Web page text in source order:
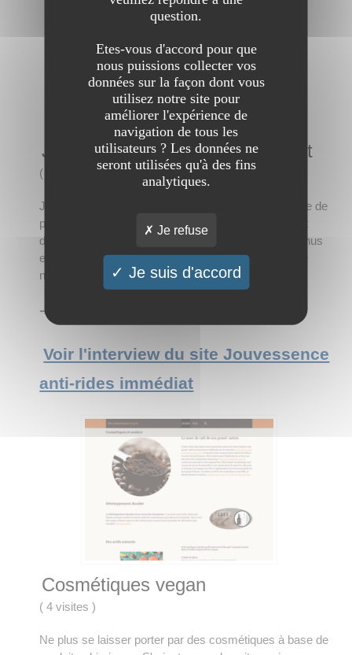
Jouvessence anti-rides immédiat
(
Jouvessence anti-rides immédiat est un site de vente de
produits cosmétiques anti-rides. Le sérum utilisé agit
directement sur les cellules pour leur redonner du tonus
en seulement 3 minutes ! La peau retrouve donc une
nouvelle jeunesse.
➔ Catégorie :
Voir l'interview du site Jouvessence
anti-rides immédiat
Cosmétiques vegan
( 4 visites)
Ne plus se laisser porter par des cosmétiques à base de
question.
Etes-vous d'accord pour que
nous puissions collecter vos
données sur la façon dont vous
utilisez notre site pour
améliorer l'expérience de
navigation de tous les
utilisateurs ? Les données ne
seront utilisées qu'à des fins
analytiques.
Je refuse
Je suis d'accord